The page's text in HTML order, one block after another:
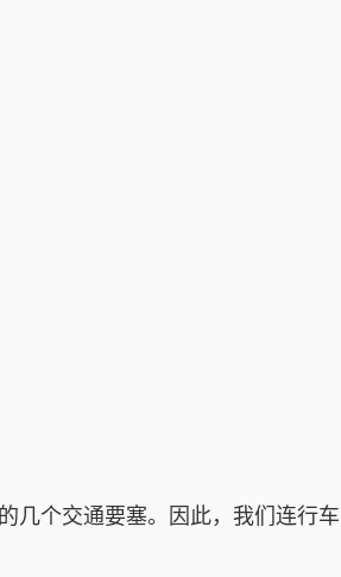
个交通要塞。因此，我们连行